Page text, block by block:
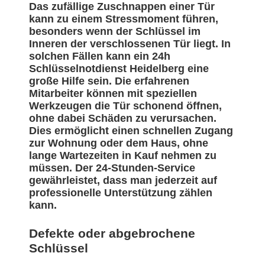
Das zufällige Zuschnappen einer Tür
kann zu einem Stressmoment führen,
besonders wenn der Schlüssel im
Inneren der verschlossenen Tür liegt. In
solchen Fällen kann ein 24h
Schlüsselnotdienst Heidelberg eine
große Hilfe sein. Die erfahrenen
Mitarbeiter können mit speziellen
Werkzeugen die Tür schonend öffnen,
ohne dabei Schäden zu verursachen.
Dies ermöglicht einen schnellen Zugang
zur Wohnung oder dem Haus, ohne
lange Wartezeiten in Kauf nehmen zu
müssen. Der 24-Stunden-Service
gewährleistet, dass man jederzeit auf
professionelle Unterstützung zählen
kann.
Defekte oder abgebrochene
Schlüssel